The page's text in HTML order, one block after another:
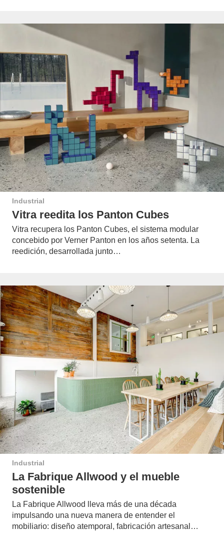
Industrial
Vitra reedita los Panton Cubes
Vitra recupera los Panton Cubes, el sistema modular
concebido por Verner Panton en los años setenta. La
reedición, desarrollada junto…
Industrial
La Fabrique Allwood y el mueble
sostenible
La Fabrique Allwood lleva más de una década
impulsando una nueva manera de entender el
mobiliario: diseño atemporal, fabricación artesanal…